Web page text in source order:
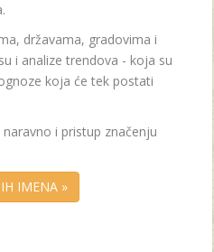
državama, gradovima i
i analize trendova - koja su
koja će tek postati
i pristup značenju
IMENA »